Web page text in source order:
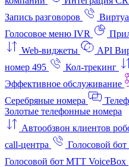
Запись разговоров
Голосовое меню IVR
Web-виджеты
API
номер 495
Кол-трекинг
Эффективное обслуживание
Серебряные номера
Золотые телефонные номера
Автообзвон клиентов
call-центра
Голосовой
Голосовой бот МТТ VoiceBox